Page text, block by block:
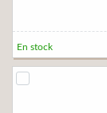
En stock